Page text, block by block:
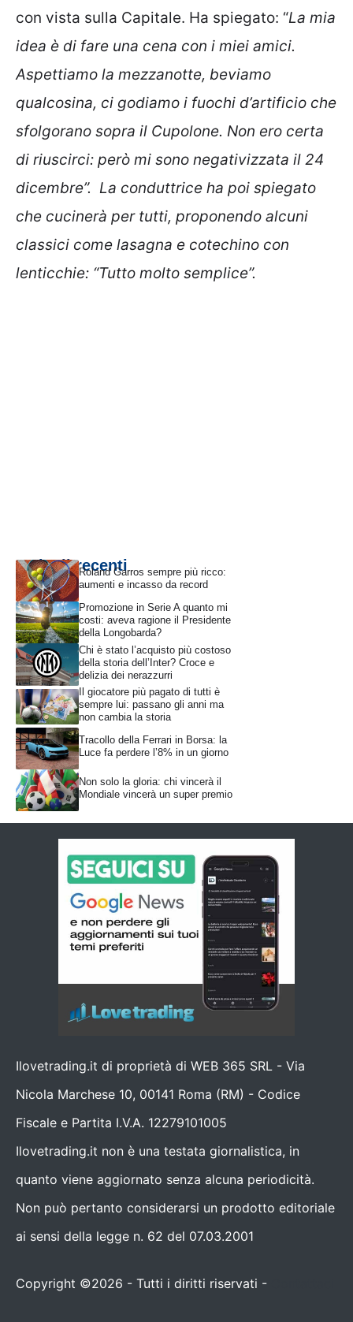
con vista sulla Capitale. Ha spiegato: “La mia
idea è di fare una cena con i miei amici.
Aspettiamo la mezzanotte, beviamo
qualcosina, ci godiamo i fuochi d’artificio che
sfolgorano sopra il Cupolone. Non ero certa
di riuscirci: però mi sono negativizzata il 24
dicembre”. La conduttrice ha poi spiegato
che cucinerà per tutti, proponendo alcuni
classici come lasagna e cotechino con
lenticchie: “Tutto molto semplice”.
Articoli recentiRoland Garros sempre più ricco:
aumenti e incasso da record
Promozione in Serie A quanto mi
costi: aveva ragione il Presidente
della Longobarda?
Chi è stato l’acquisto più costoso
della storia dell’Inter? Croce e
delizia dei nerazzurri
Il giocatore più pagato di tutti è
sempre lui: passano gli anni ma
non cambia la storia
Tracollo della Ferrari in Borsa: la
Luce fa perdere l’8% in un giorno
Non solo la gloria: chi vincerà il
Mondiale vincerà un super premio
Ilovetrading.it di proprietà di WEB 365 SRL - Via
Nicola Marchese 10, 00141 Roma (RM) - Codice
Fiscale e Partita I.V.A. 12279101005
Ilovetrading.it non è una testata giornalistica, in
quanto viene aggiornato senza alcuna periodicità.
Non può pertanto considerarsi un prodotto editoriale
ai sensi della legge n. 62 del 07.03.2001
Copyright ©2026 - Tutti i diritti riservati -